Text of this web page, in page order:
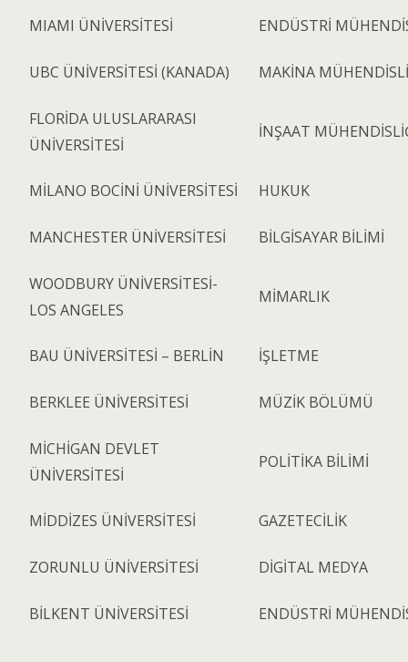
MIAMI ÜNİVERSİTESİ ENDÜSTRİ
UBC ÜNİVERSİTESİ (KANADA) MAKİNA
FLORİDA ULUSLARARASI
ÜNİVERSİTESİ
İNŞAAT
MİLANO BOCİNİ ÜNİVERSİTESİ HUKUK
MANCHESTER ÜNİVERSİTESİ BİLGİSAYAR BİLİMİ
WOODBURY ÜNİVERSİTESİ-
LOS ANGELES
MİMARLIK
BAU ÜNİVERSİTESİ – BERLİN İŞLETME
BERKLEE ÜNİVERSİTESİ MÜZİK BÖLÜMÜ
MİCHİGAN DEVLET
ÜNİVERSİTESİ
POLİTİKA BİLİMİ
MİDDİZES ÜNİVERSİTESİ GAZETECİLİK
ZORUNLU ÜNİVERSİTESİ DİGİTAL MEDYA
BİLKENT ÜNİVERSİTESİ ENDÜSTRİ